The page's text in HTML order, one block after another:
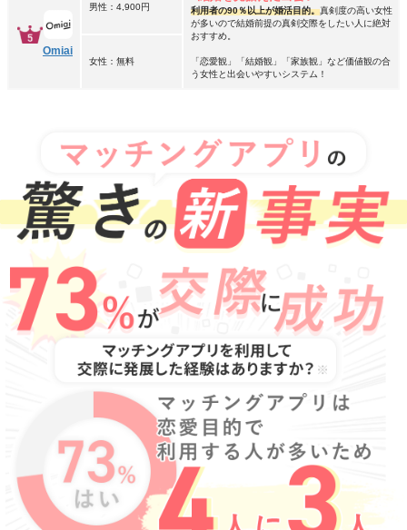
Omiai
男性：4,900円
女性：無料
利用者の90％以上が婚活目的。真剣度の高い女性
が多いので結婚前提の真剣交際をしたい人に絶対
おすすめ。
「恋愛観」「結婚観」「家族観」など価値観の合
う女性と出会いやすいシステム！